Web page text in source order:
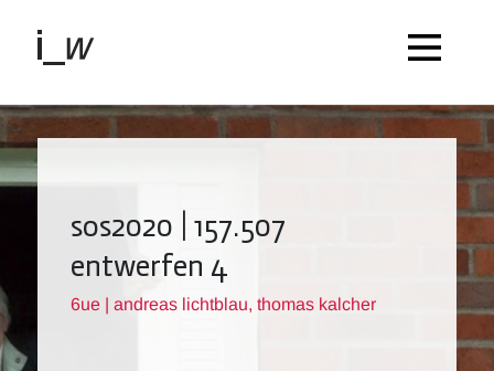
sos2020 | 157.507
entwerfen 4
6ue | andreas lichtblau, thomas kalcher